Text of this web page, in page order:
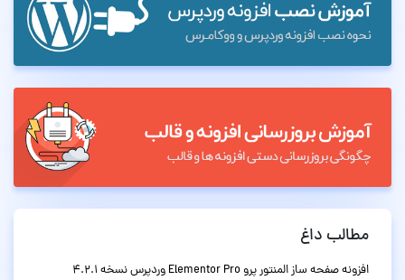
مطالب داغ
افزونه صفحه ساز المنتور پرو Elementor Pro وردپرس نسخه 4.2.1